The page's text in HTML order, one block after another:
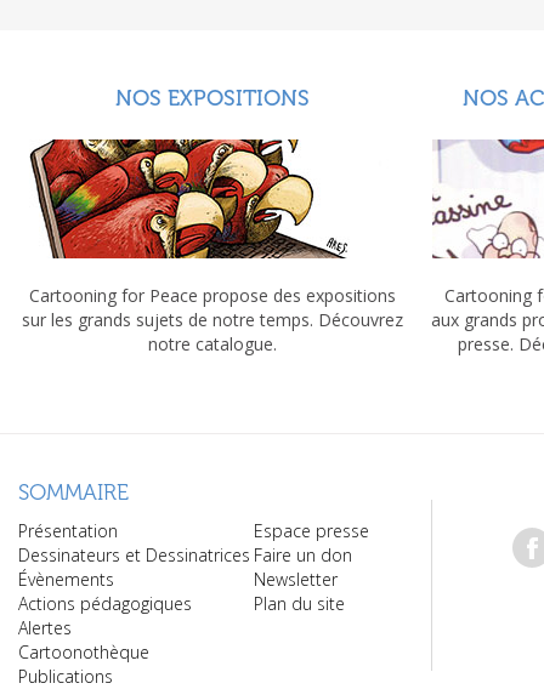
NOS EXPOSITIONS
Cartooning for Peace propose des expositions
sur les grands sujets de notre temps. Découvrez
notre catalogue.
NOS
Cartooning
aux grands
presse.
SOMMAIRE
Présentation
Dessinateurs et Dessinatrices
Évènements
Actions pédagogiques
Alertes
Cartoonothèque
Publications
Espace presse
Faire un don
Newsletter
Plan du site